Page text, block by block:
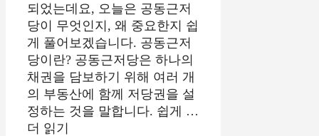
되었는데요, 오늘은 공동근저
당이 무엇인지, 왜 중요한지 쉽
게 풀어보겠습니다. 공동근저
당이란? 공동근저당은 하나의
채권을 담보하기 위해 여러 개
의 부동산에 함께 저당권을 설
정하는 것을 말합니다. 쉽게 …
더 읽기